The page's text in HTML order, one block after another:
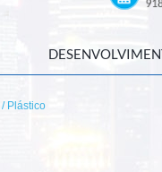
/ Plástico